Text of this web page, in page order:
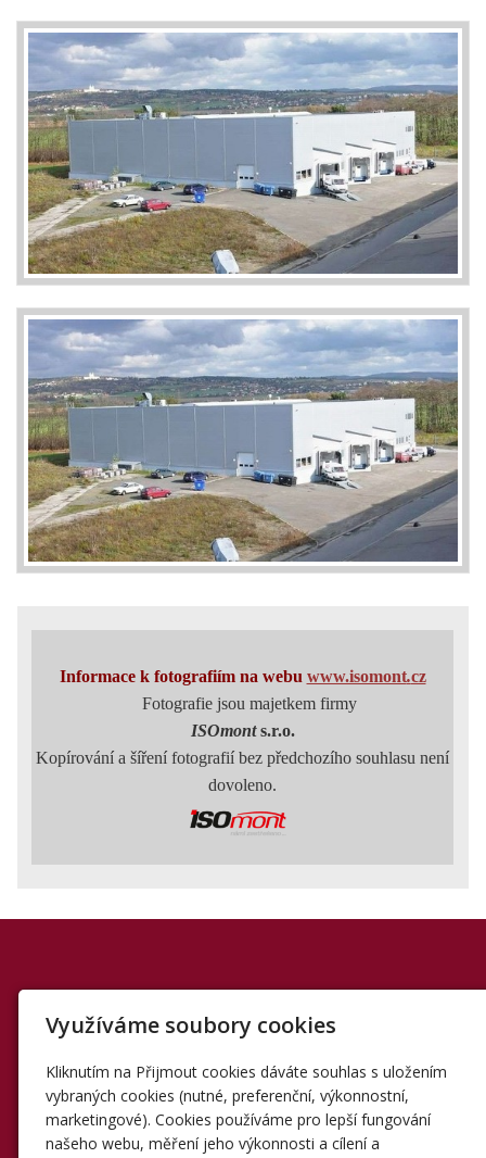
Informace k fotografiím na webu www.isomont.cz
Fotografie jsou majetkem firmy
ISOmonts.r.o.
Kopírování a šíření fotografií bez předchozího souhlasu není
dovoleno.
REALIZACE
ÚVOD
REFERENCE
GDPR
FACEBOOK
Hydroizolace a zateplení střech
Využíváme soubory cookies
Kliknutím na Přijmout cookies dáváte souhlas s uložením
vybraných cookies (nutné, preferenční, výkonnostní,
marketingové). Cookies používáme pro lepší fungování
našeho webu, měření jeho výkonnosti a cílení a